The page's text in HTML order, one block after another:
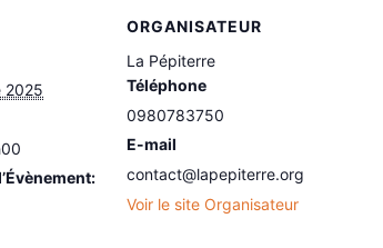
2025
ORGANISATEUR
La Pépiterre
Téléphone
0980783750
E-mail
contact@lapepiterre.org
Voir le site Organisateur